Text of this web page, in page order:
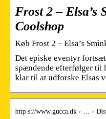
Frost 2 – Elsa’s
Coolshop
Køb Frost 2 – Elsa’s
Det episke eventyr
spændende efterfølger til
klar til at udforske Elsas
http s://www.gucca.dk › … ›